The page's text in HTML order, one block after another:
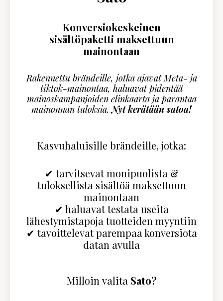
Konversiokeskeinen
sisältöpaketti maksettuun
mainontaan
Rakennettu brändeille, jotka ajavat Meta- ja
tiktok-mainontaa, haluavat pidentää
mainoskampanjoiden elinkaarta ja parantaa
mainonnan tuloksia.Nyt kerätään satoa!
Kasvuhaluisille brändeille, jotka:
✔ tarvitsevat monipuolista &
tuloksellista sisältöä maksettuun
mainontaan
✔ haluavat testata useita
lähestymistapoja tuotteiden myyntiin
✔ tavoittelevat parempaa konversiota
datan avulla
Milloin valita Sato?